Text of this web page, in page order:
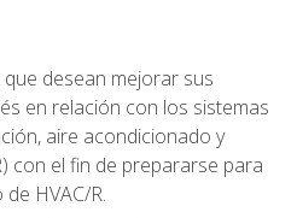
desean mejorar sus
en relación con los sistemas
aire acondicionado y
con el fin de prepararse para
HVAC/R.